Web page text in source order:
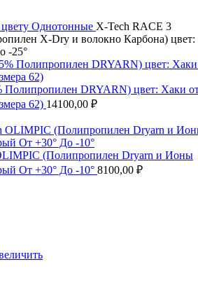
Однотонные X-Tech RACE 3
X-Dry и волокно Карбона) цвет:
-25°
Полипропилен DRYARN) цвет: Хаки
62) 14100,00 ₽
(Полипропилен Dryarn и Ионы
От +30° До -10° 8100,00 ₽